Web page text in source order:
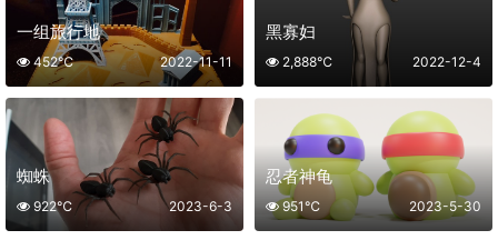
一组旅行地
2022-11-11
452℃
黑寡妇
2022-12-4
2,888℃
蜘蛛
2023-6-3
922℃
忍者神龟
2023-5-30
951℃